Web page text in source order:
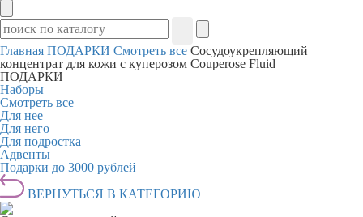
Главная ПОДАРКИ Смотреть все Сосудоукрепляющий
концентрат для кожи с куперозом Couperose Fluid
ПОДАРКИ
Наборы
Смотреть все
Для нее
Для него
Для подростка
Адвенты
Подарки до 3000 рублей
ВЕРНУТЬСЯ В КАТЕГОРИЮ